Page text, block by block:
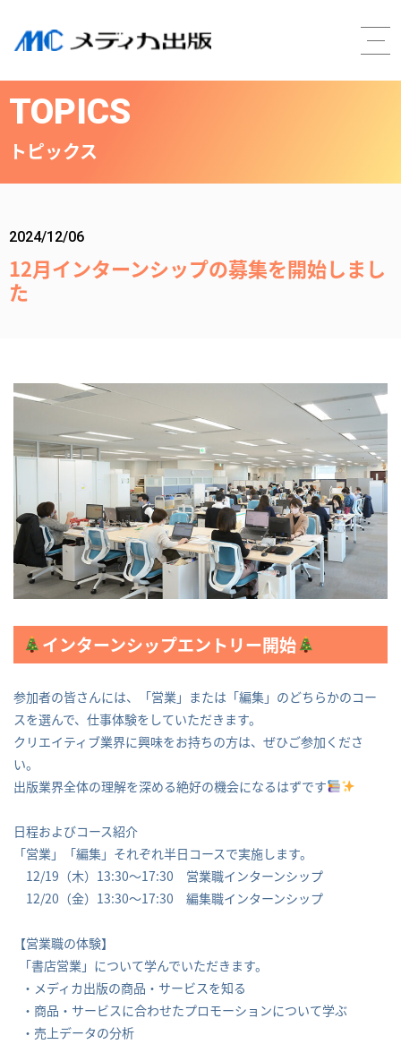
TOPICS
トピックス
2024/12/06
12月インターンシップの募集を開始しまし
た
インターンシップエントリー開始
参加者の皆さんには、「営業」または「編集」のどちらかのコー
スを選んで、仕事体験をしていただきます。
クリエイティブ業界に興味をお持ちの方は、ぜひご参加くださ
い。
出版業界全体の理解を深める絶好の機会になるはずです
日程およびコース紹介
「営業」「編集」それぞれ半日コースで実施します。
12/19（木）13:30～17:30 営業職インターンシップ
12/20（金）13:30～17:30 編集職インターンシップ
【営業職の体験】
「書店営業」について学んでいただきます。
・メディカ出版の商品・サービスを知る
・商品・サービスに合わせたプロモーションについて学ぶ
・売上データの分析